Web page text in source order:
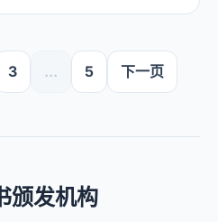
3 ... 5 下一页
颁发机构